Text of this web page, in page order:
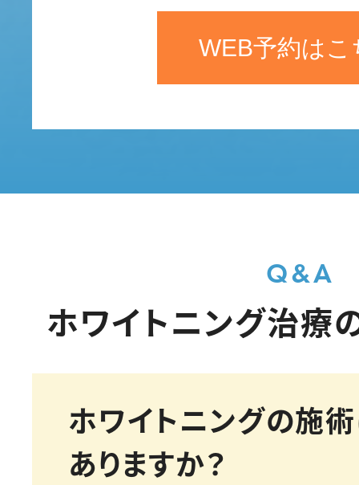
WEB予約はこ
ホワイトニング治療
Q&A
ホワイトニングの施
ありますか？